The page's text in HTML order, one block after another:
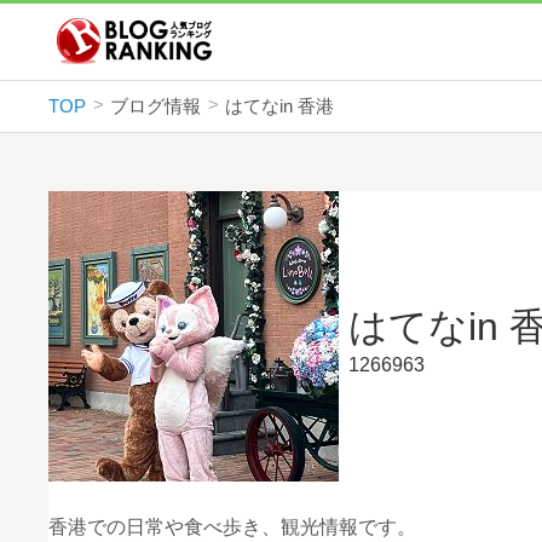
TOP ブログ情報 はてなin 香港
はてなin
1266963
香港での日常や食べ歩き、観光情報です。